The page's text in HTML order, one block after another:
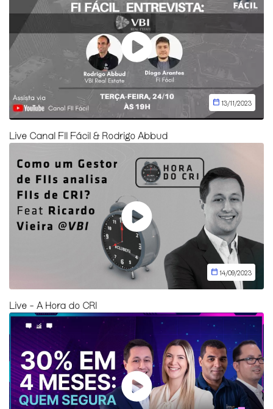
13/11/2023
Live Canal FII Fácil & Rodrigo Abbud
14/09/2023
Live - A Hora do CRI